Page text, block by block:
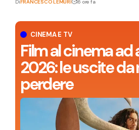
CINEMA E TV
Film al cinema ad
2026: le uscite da
perdere
DiFRANCESCO LEMURI 16 ore fa